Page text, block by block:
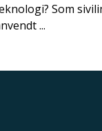
Som
...